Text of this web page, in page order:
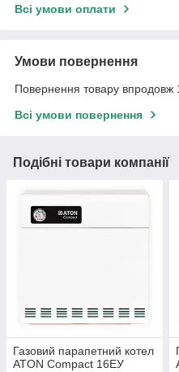
Всі умови оплати
Умови повернення
Повернення товару впродовж
Всі умови повернення
Подібні товари компанії
Газовий парапетний котел
ATON Compact 16ЕУ